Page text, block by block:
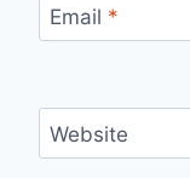
Email *
Website